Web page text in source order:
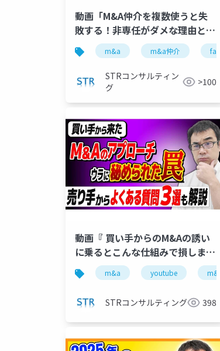
動画「M&A仲介を複数使うと失
敗する！非専任がダメな理由と専
任のリスクの防ぎ方」で投影した
スライド
m&a m&a仲介 fa
STRコンサルティン
グ
>100
動画『 買い手からのM&Aの誘い
に乗るとこんな仕組みで損しま
す！【M&A相談FAQ】』で投影し
た資料
m&a youtube
STRコンサルティング 398